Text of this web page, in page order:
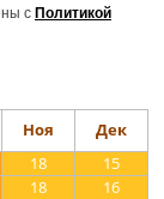
Ноя
Дек
18
15
18
16